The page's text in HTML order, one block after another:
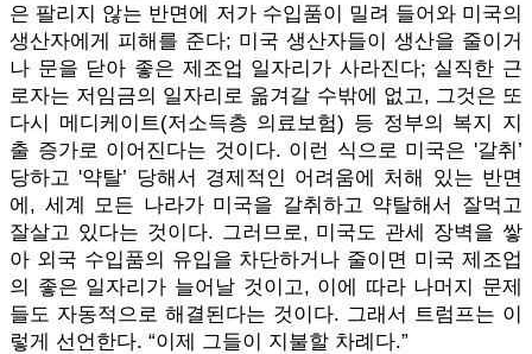
은 팔리지 않는 반면에 저가 수입품이 밀려 들어와 미국의
생산자에게 피해를 준다; 미국 생산자들이 생산을 줄이거
나 문을 닫아 좋은 제조업 일자리가 사라진다; 실직한 근
로자는 저임금의 일자리로 옮겨갈 수밖에 없고, 그것은 또
다시 메디케이트(저소득층 의료보험) 등 정부의 복지 지
출 증가로 이어진다는 것이다. 이런 식으로 미국은 '갈취’
당하고 '약탈’ 당해서 경제적인 어려움에 처해 있는 반면
에, 세계 모든 나라가 미국을 갈취하고 약탈해서 잘먹고
잘살고 있다는 것이다. 그러므로, 미국도 관세 장벽을 쌓
아 외국 수입품의 유입을 차단하거나 줄이면 미국 제조업
의 좋은 일자리가 늘어날 것이고, 이에 따라 나머지 문제
들도 자동적으로 해결된다는 것이다. 그래서 트럼프는 이
렇게 선언한다. “이제 그들이 지불할 차례다.”